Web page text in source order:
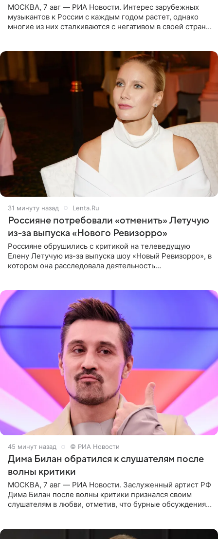
МОСКВА, 7 авг — РИА Новости. Интерес зарубежных
музыкантов к России с каждым годом растет, однако
многие из них сталкиваются с негативом в своей стране
31 минуту назад Lenta.Ru
Россияне потребовали «отменить» Летучую
из-за выпуска «Нового Ревизорро»
Россияне обрушились с критикой на телеведущую
Елену Летучую из-за выпуска шоу «Новый Ревизорро», в
котором она расследовала деятельность
45 минут назад © РИА Новости
Дима Билан обратился к слушателям после
волны критики
МОСКВА, 7 авг — РИА Новости. Заслуженный артист РФ
Дима Билан после волны критики признался своим
слушателям в любви, отметив, что бурные обсуждения